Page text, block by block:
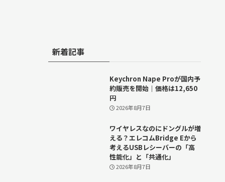
新着記事
Keychron Nape Proが国内予
約販売を開始｜価格は12,650
円
2026年8月7日
ワイヤレスなのにドングルが増
える？エレコムBridge Eから
考えるUSBレシーバーの「高
性能化」と「共通化」
2026年8月7日